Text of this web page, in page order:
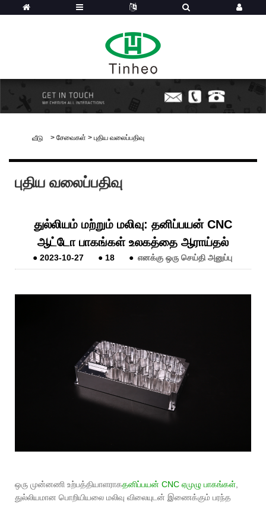
வீடு > சேவைகள் > புதிய வலைப்பதிவு
புதிய வலைப்பதிவு
துல்லியம் மற்றும் மலிவு: தனிப்பயன் CNC
ஆட்டோ பாகங்கள் உலகத்தை ஆராய்தல்
● 2023-10-27 ● 18 ● எனக்கு ஒரு செய்தி அனுப்பு
ஒரு முன்னணி உற்பத்தியாளராகதனிப்பயன் CNC ஏமுழு பாகங்கள்,
துல்லியமான பொறியியலை மலிவு விலையுடன் இணைக்கும் பரந்த